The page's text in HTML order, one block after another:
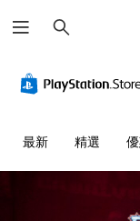
尋
最新 精選